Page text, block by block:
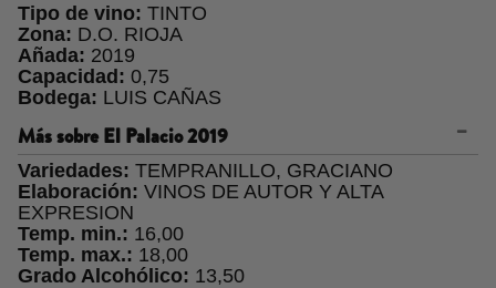
Tipo de vino: TINTO
Zona: D.O. RIOJA
Añada: 2019
Capacidad: 0,75
Bodega: LUIS CAÑAS
Más sobreEl Palacio 2019
Variedades: TEMPRANILLO, GRACIANO
Elaboración: VINOS DE AUTOR Y ALTA
EXPRESION
Temp. min.: 16,00
Temp. max.: 18,00
Grado Alcohólico: 13,50